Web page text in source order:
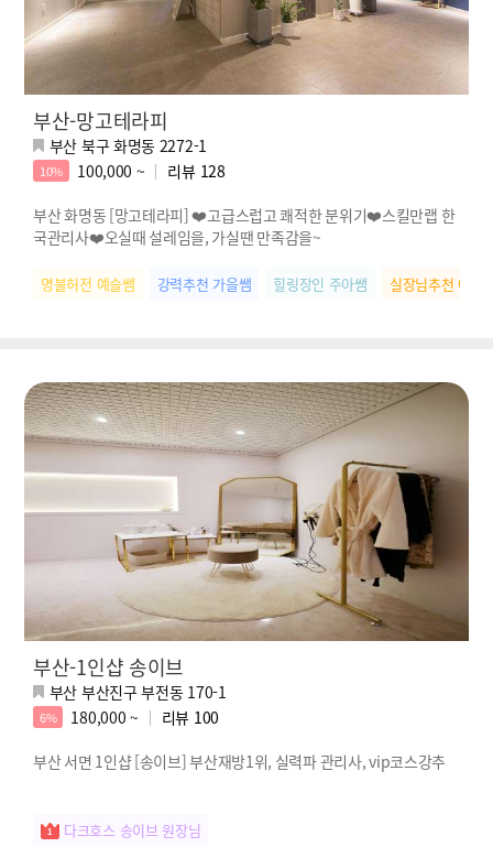
부산-망고테라피
부산 북구 화명동 2272-1
10% 100,000 ~ 리뷰 128
부산 화명동 [망고테라피] ❤️고급스럽고 쾌적한 분위기❤️스킬만랩 한
국관리사❤️오실때 설레임을, 가실땐 만족감을~
명불허전 예슬쌤 강력추천 가을쌤 힐링장인 주아쌤 실장님추천 아름
부산-1인샵 송이브
부산 부산진구 부전동 170-1
6% 180,000 ~ 리뷰 100
부산 서면 1인샵 [송이브] 부산재방1위, 실력파 관리사, vip코스강추
다크호스 송이브 원장님